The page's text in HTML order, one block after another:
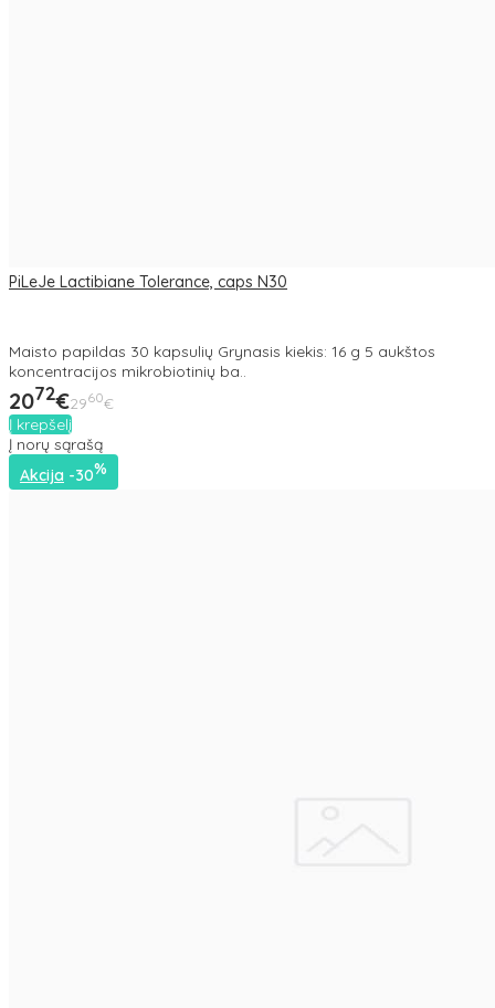
PiLeJe Lactibiane Tolerance, caps N30
Maisto papildas 30 kapsulių Grynasis kiekis: 16 g 5 aukštos
koncentracijos mikrobiotinių ba..
2072€2960€
Į krepšelį
Į norų sąrašą
Akcija -30%